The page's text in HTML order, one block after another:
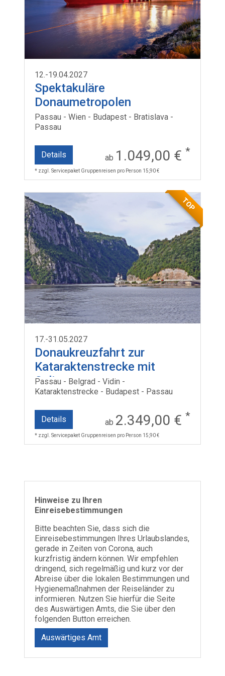
12.-19.04.2027
Spektakuläre
Donaumetropolen
Passau - Wien - Budapest - Bratislava -
Passau
Details ab 1.049,00 € *
* zzgl. Servicepaket Gruppenreisen pro Person 15,90 €
TOP
17.-31.05.2027
Donaukreuzfahrt zur
Kataraktenstrecke mit
Celina
Passau - Belgrad - Vidin -
Kataraktenstrecke - Budapest - Passau
Details ab 2.349,00 € *
* zzgl. Servicepaket Gruppenreisen pro Person 15,90 €
Hinweise zu Ihren
Einreisebestimmungen
Bitte beachten Sie, dass sich die
Einreisebestimmungen Ihres Urlaubslandes,
gerade in Zeiten von Corona, auch
kurzfristig ändern können. Wir empfehlen
dringend, sich regelmäßig und kurz vor der
Abreise über die lokalen Bestimmungen und
Hygienemaßnahmen der Reiseländer zu
informieren. Nutzen Sie hierfür die Seite
des Auswärtigen Amts, die Sie über den
folgenden Button erreichen.
Auswärtiges Amt